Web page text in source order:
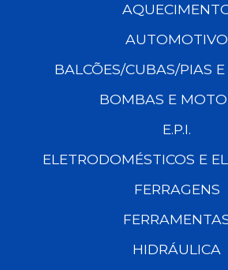
AUTOMOTIVO
BALCÕES/CUBAS/PIAS
BOMBAS E
E.P.I.
ELETRODOMÉSTICOS E
FERRAGENS
HIDRÁULICA